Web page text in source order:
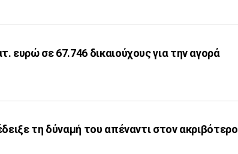
ευρώ σε 67.746 δικαιούχους για την αγορά
τη δύναμή του απέναντι στον ακριβότερο